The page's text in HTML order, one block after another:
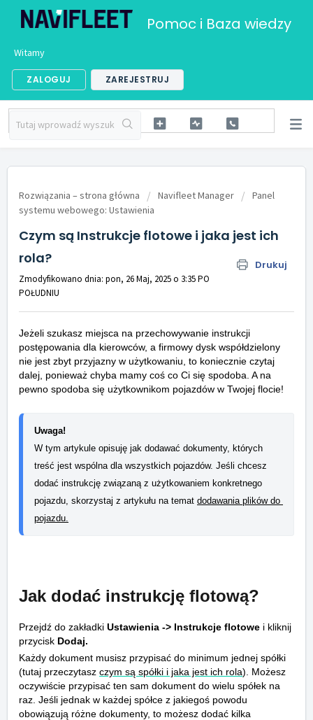
Pomoc i Baza wiedzy
Witamy
ZALOGUJ ZAREJESTRUJ
Rozwiązania – strona główna Navifleet Manager
Panel
systemu webowego: Ustawienia
Czym są Instrukcje flotowe i jaka jest ich
rola?
Drukuj
Zmodyfikowano dnia: pon, 26 Maj, 2025 o 3:35 PO
POŁUDNIU
Jeżeli szukasz miejsca na przechowywanie instrukcji
postępowania dla kierowców, a firmowy dysk współdzielony
nie jest zbyt przyjazny w użytkowaniu, to koniecznie czytaj
dalej, ponieważ chyba mamy coś co Ci się spodoba. A na
pewno spodoba się użytkownikom pojazdów w Twojej flocie!
Uwaga!
W tym artykule opisuję jak dodawać dokumenty, których
treść jest wspólna dla wszystkich pojazdów. Jeśli chcesz
dodać instrukcję związaną z użytkowaniem konkretnego
pojazdu, skorzystaj z artykułu na temat dodawania plików do
pojazdu.
Jak dodać instrukcję flotową?
Przejdź do zakładki Ustawienia -> Instrukcje flotowe i kliknij
przycisk Dodaj.
Każdy dokument musisz przypisać do minimum jednej spółki
(tutaj przeczytasz czym są spółki i jaka jest ich rola). Możesz
oczywiście przypisać ten sam dokument do wielu spółek na
raz. Jeśli jednak w każdej spółce z jakiegoś powodu
obowiązują różne dokumenty, to możesz dodać kilka